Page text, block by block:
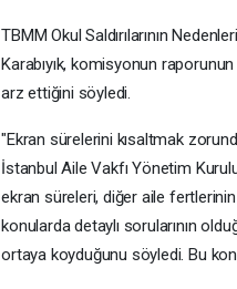
TBMM Okul Saldırılarının
Karabıyık, komisyonun
arz ettiğini söyledi.
"Ekran sürelerini kısaltmak
İstanbul Aile Vakfı Yönetim Kurulu
ekran süreleri, diğer aile fertlerinin
konularda detaylı sorularının
ortaya koyduğunu söyledi. Bu